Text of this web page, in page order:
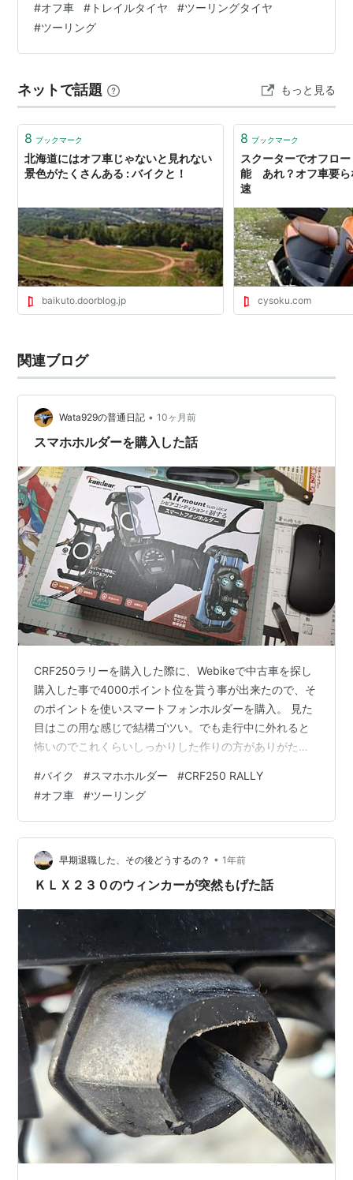
イルがすっかり定着しました。 そこで存在感を放ってい
るのが、IRCのデュアルパーパスタイヤ「TRAIL WINNER
GP-210」。オフ車の見た目はそのままに、オンロードで
ン寄りオフ車カスタム”のキーパーツです。 この記事で
は、GP-2…
#オフ車 # トレイルタイヤ #ツーリングタイヤ
#ツーリング
ネットで話題 もっと見る
8 ブックマーク
北海道にはオフ車じゃないと見れない
景色がたくさんある : バイクと！
baikuto.doorblog.jp
8 ブックマーク
スクーターでオフロ
能 あれ？オフ車要ら
速
cysoku.com
関連ブログ
Wata929の普通日記 • 10ヶ月前
スマホホルダーを購入した話
CRF250ラリーを購入した際に、Webikeで中古車を探し
購入した事で4000ポイント位を貰う事が出来たので、そ
のポイントを使いスマートフォンホルダーを購入。 見た
目はこの用な感じで結構ゴツい。でも走行中に外れると
怖いのでこれくらいしっかりした作りの方がありがたい
と、いう事で早速設置してみる。当初はメーターの上の
部分に取り付けようと思っていたが、以外とステーが長
く手前に寄ってしまうので、ハンドル回りに設置した。
見た目は凄くいい感じ。はやりこれくらいしっかりして
いる方が安心感がある。 ハンドル回りが凄くゴテゴテし
ているのは気にしない。早速…
#バイク #スマホホルダー #CRF250 RALLY
#オフ車 #ツーリング
早期退職した、その後どうするの？ • 1年前
ＫＬＸ２３０のウィンカーが突然もげた話